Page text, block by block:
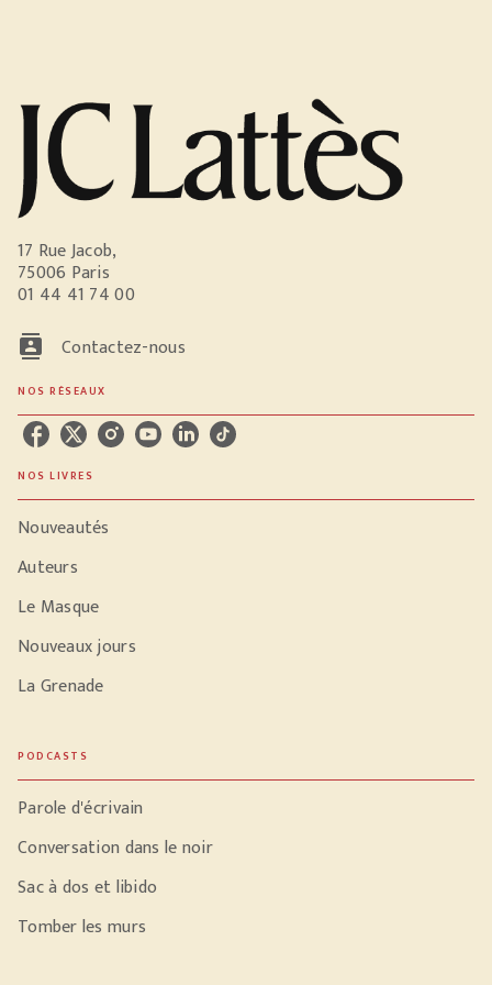
17 Rue Jacob,
75006 Paris
01 44 41 74 00
contacts Contactez-nous
NOS RÉSEAUX
NOS LIVRES
Nouveautés
Auteurs
Le Masque
Nouveaux jours
La Grenade
PODCASTS
Parole d'écrivain
Conversation dans le noir
Sac à dos et libido
Tomber les murs